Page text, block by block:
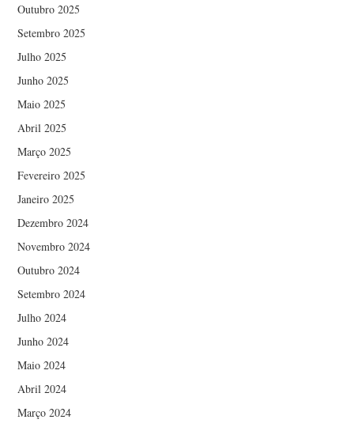
Outubro 2025
Setembro 2025
Julho 2025
Junho 2025
Maio 2025
Abril 2025
Março 2025
Fevereiro 2025
Janeiro 2025
Dezembro 2024
Novembro 2024
Outubro 2024
Setembro 2024
Julho 2024
Junho 2024
Maio 2024
Abril 2024
Março 2024